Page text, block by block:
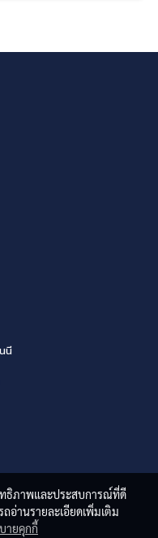
นี
ทธิภาพและประสบการณ์ที่ดี
อ่านรายละเอียดเพิ่มเติม
ายคุกกี้